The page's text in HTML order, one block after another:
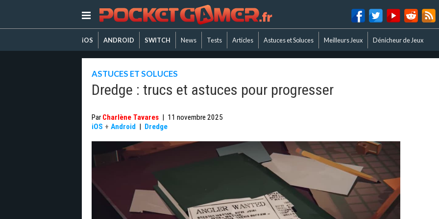
iOS ANDROID SWITCH News Tests Articles Astuces et Soluces Meilleurs Jeux Dénicheur de Jeux
ASTUCES ET SOLUCES
Dredge : trucs et astuces pour progresser
Par Charlène Tavares | 11 novembre 2025
iOS + Android | Dredge